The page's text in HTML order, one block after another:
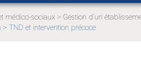
médico-sociaux
Page
Gestion d'un
TND et intervention précoce